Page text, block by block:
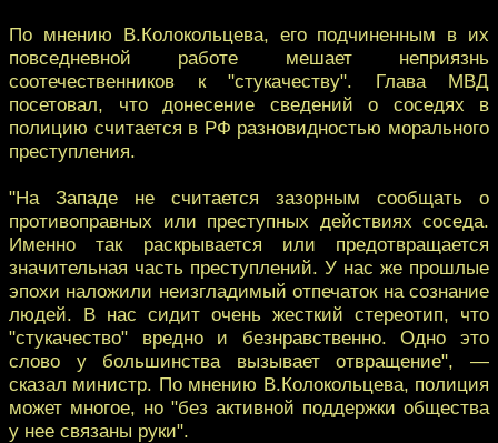
По мнению В.Колокольцева, его подчиненным в их
повседневной работе мешает неприязнь
соотечественников к "стукачеству". Глава МВД
посетовал, что донесение сведений о соседях в
полицию считается в РФ разновидностью морального
преступления.
"На Западе не считается зазорным сообщать о
противоправных или преступных действиях соседа.
Именно так раскрывается или предотвращается
значительная часть преступлений. У нас же прошлые
эпохи наложили неизгладимый отпечаток на сознание
людей. В нас сидит очень жесткий стереотип, что
"стукачество" вредно и безнравственно. Одно это
слово у большинства вызывает отвращение", —
сказал министр. По мнению В.Колокольцева, полиция
может многое, но "без активной поддержки общества
у нее связаны руки".